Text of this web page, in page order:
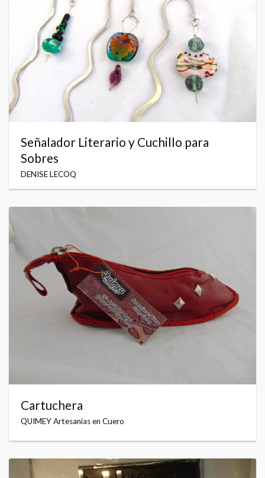
Señalador Literario y Cuchillo para
Sobres
DENISE LECOQ
Cartuchera
QUIMEY Artesanías en Cuero